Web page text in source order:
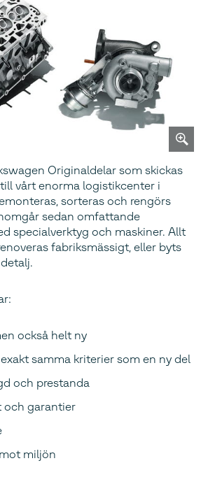
Originaldelar som skickas
vårt enorma logistikcenter i
sorteras och rengörs
sedan omfattande
specialverktyg och maskiner. Allt
fabriksmässigt, eller byts
också helt ny
samma kriterier som en ny del
och prestanda
och garantier
miljön